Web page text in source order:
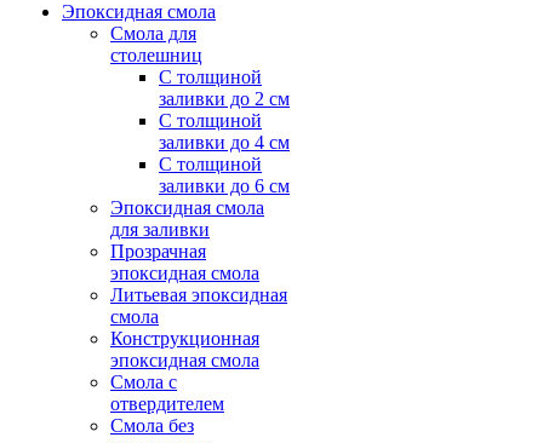
Эпоксидная смола
Смола для
столешниц
С толщиной
заливки до 2 см
С толщиной
заливки до 4 см
С толщиной
заливки до 6 см
Эпоксидная смола
для заливки
Прозрачная
эпоксидная смола
Литьевая эпоксидная
смола
Конструкционная
эпоксидная смола
Смола с
отвердителем
Смола без